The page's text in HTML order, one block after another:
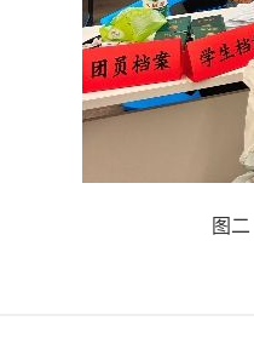
图二